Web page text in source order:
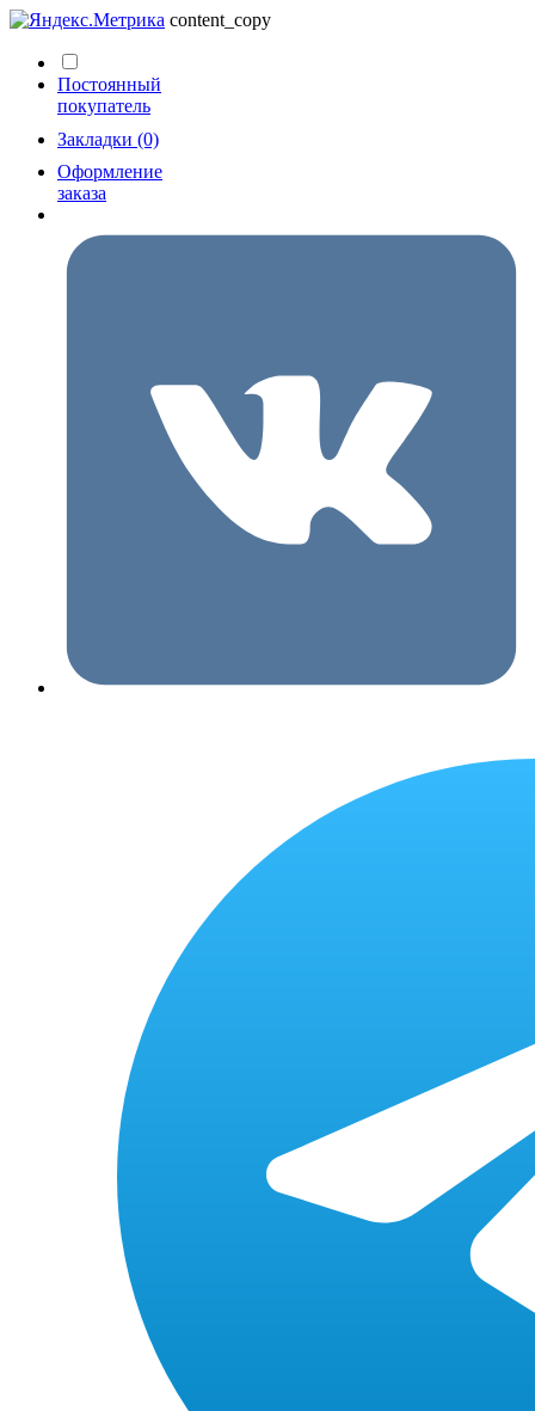
content_copy
Постоянный
покупатель
Закладки (0)
Оформление
заказа